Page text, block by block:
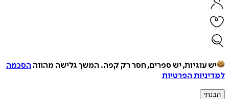
יש עוגיות, יש ספרים, חסר רק קפה. המשך גלישה מהווה הסכמה
למדיניות הפרטיות
הבנתי